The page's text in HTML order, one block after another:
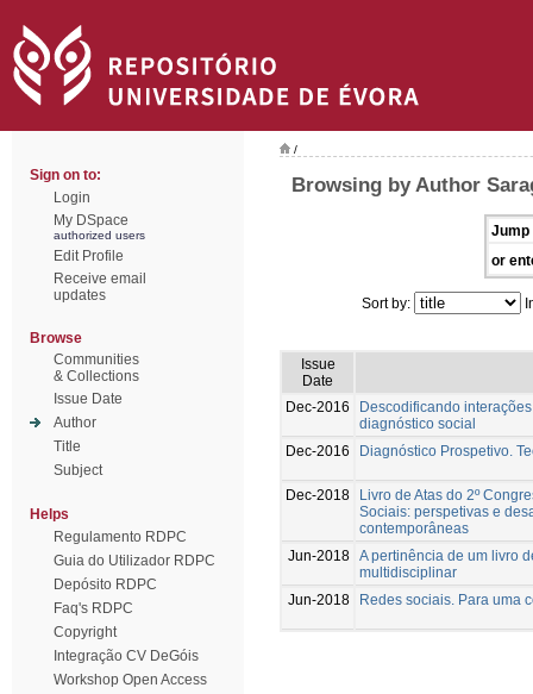
Sign on to:
Login
My DSpace
authorized users
Edit Profile
Receive email
updates
Browse
Communities
& Collections
Issue Date
Author
Title
Subject
Helps
Regulamento RDPC
Guia do Utilizador RDPC
Depósito RDPC
Faq's RDPC
Copyright
Integração CV DeGóis
Workshop Open Access
/
Browsing by Author
Jump
or
Sort by:
Issue
Date
Dec-2016
Descodificando
diagnóstico social
Dec-2016
Diagnóstico Prospetivo.
Dec-2018
Livro de Atas do 2º
Sociais: perspetivas e
contemporâneas
Jun-2018 A pertinência de um livro
multidisciplinar
Jun-2018
Redes sociais. Para uma